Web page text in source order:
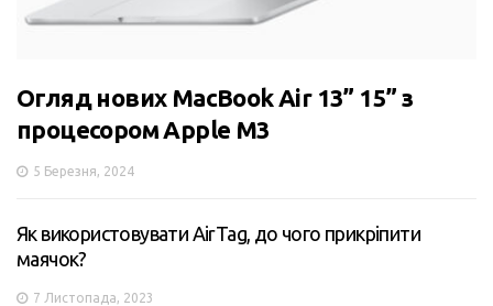
Огляд нових MacBook Air 13” 15” з
процесором Apple M3
5 Березня, 2024
Як використовувати AirTag, до чого прикріпити
маячок?
7 Листопада, 2023